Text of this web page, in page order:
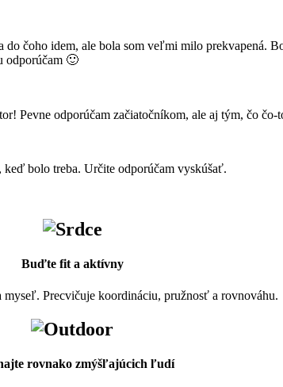
čoho idem, ale bola som veľmi milo prekvapená.
odporúčam 🙂
Pevne odporúčam začiatočníkom, ale aj tým, čo
bolo treba. Určite odporúčam vyskúšať.
Buďte fit a aktívny
myseľ. Precvičuje koordináciu, pružnosť a rovnováhu.
rovnako zmýšľajúcich ľudí